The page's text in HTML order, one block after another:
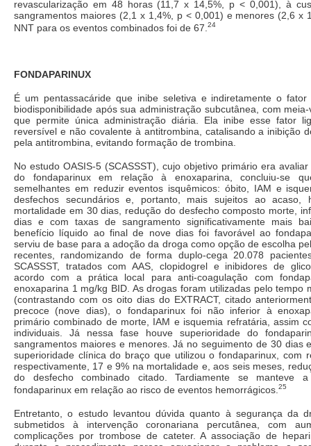
revascularização em 48 horas (11,7 x 14,5%, p < 0,001), à
sangramentos maiores (2,1 x 1,4%, p < 0,001) e menores (2,6 x
NNT para os eventos combinados foi de 67. 24
FONDAPARINUX
É um pentassacáride que inibe seletiva e indiretamente o
biodisponibilidade após sua administração subcutânea, com
que permite única administração diária. Ela inibe esse fator
reversível e não covalente à antitrombina, catalisando a inibição
pela antitrombina, evitando formação de trombina.
No estudo OASIS-5 (SCASSST), cujo objetivo primário era
do fondaparinux em relação à enoxaparina, concluiu-se
semelhantes em reduzir eventos isquêmicos: óbito, IAM e
desfechos secundários e, portanto, mais sujeitos ao acaso,
mortalidade em 30 dias, redução do desfecho composto morte,
dias e com taxas de sangramento significativamente mais
benefício líquido ao final de nove dias foi favorável ao
serviu de base para a adoção da droga como opção de escolha
recentes, randomizando de forma duplo-cega 20.078
SCASSST, tratados com AAS, clopidogrel e inibidores de
acordo com a prática local para anti-coagulação com
enoxaparina 1 mg/kg BID. As drogas foram utilizadas pelo tempo
(contrastando com os oito dias do EXTRACT, citado
precoce (nove dias), o fondaparinux foi não inferior à
primário combinado de morte, IAM e isquemia refratária, assim
individuais. Já nessa fase houve superioridade do
sangramentos maiores e menores. Já no seguimento de 30 dias
superioridade clínica do braço que utilizou o fondaparinux, com
respectivamente, 17 e 9% na mortalidade e, aos seis meses,
do desfecho combinado citado. Tardiamente se manteve
fondaparinux em relação ao risco de eventos hemorrágicos. 25
Entretanto, o estudo levantou dúvida quanto à segurança da
submetidos à intervenção coronariana percutânea, com
complicações por trombose de cateter. A associação de